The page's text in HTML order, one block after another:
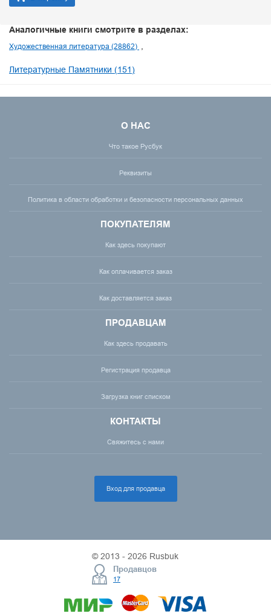
Аналогичные книги смотрите в разделах:
Художественная литература (28862)
Литературные Памятники (151)
О НАС
Что такое Русбук
Реквизиты
Политика в области обработки и безопасности персональных данных
ПОКУПАТЕЛЯМ
Как здесь покупают
Как оплачивается заказ
Как доставляется заказ
ПРОДАВЦАМ
Как здесь продавать
Регистрация продавца
Загрузка книг списком
КОНТАКТЫ
Свяжитесь с нами
Вход для продавца
© 2013 - 2026 Rusbuk
Продавцов
17